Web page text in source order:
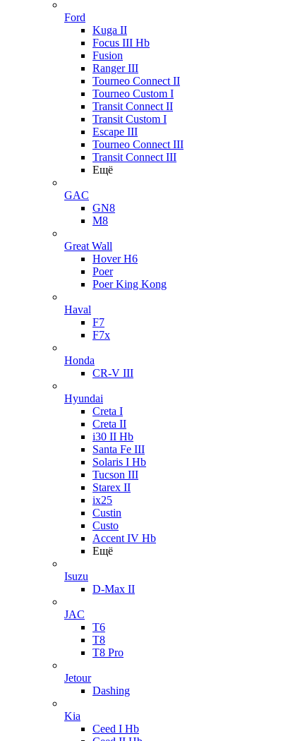
Ford
Kuga II
Focus III Hb
Fusion
Ranger III
Tourneo Connect II
Tourneo Custom I
Transit Connect II
Transit Custom I
Escape III
Tourneo Connect III
Transit Connect III
Ещё
GAC
GN8
M8
Great Wall
Hover H6
Poer
Poer King Kong
Haval
F7
F7x
Honda
CR-V III
Hyundai
Creta I
Creta II
i30 II Hb
Santa Fe III
Solaris I Hb
Tucson III
Starex II
ix25
Custin
Custo
Accent IV Hb
Ещё
Isuzu
D-Max II
JAC
T6
T8
T8 Pro
Jetour
Dashing
Kia
Ceed I Hb